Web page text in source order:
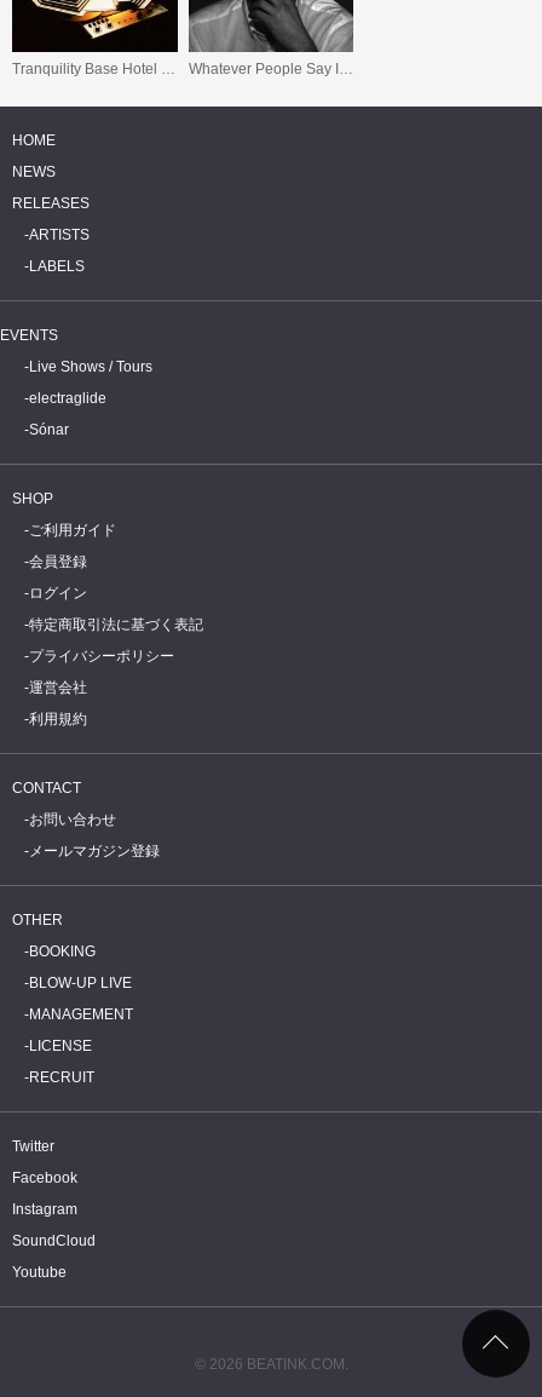
Whatever People Say I Am, That's What I'm Not
HOME
NEWS
RELEASES
ARTISTS
LABELS
EVENTS
Live Shows / Tours
electraglide
Sónar
SHOP
ご利用ガイド
会員登録
ログイン
特定商取引法に基づく表記
プライバシーポリシー
運営会社
利用規約
CONTACT
お問い合わせ
メールマガジン登録
OTHER
BOOKING
BLOW-UP LIVE
MANAGEMENT
LICENSE
RECRUIT
Twitter
Facebook
Instagram
SoundCloud
Youtube
© 2026 BEATINK.COM.